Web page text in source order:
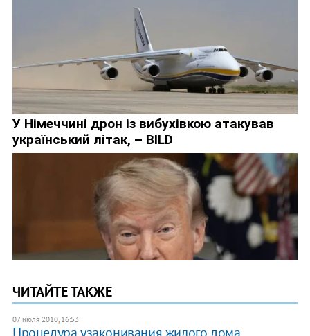
ЧИТАЙТЕ ТАКЖЕ
07 июля 2010, 16:53
Процедура узаконивания жилого дома